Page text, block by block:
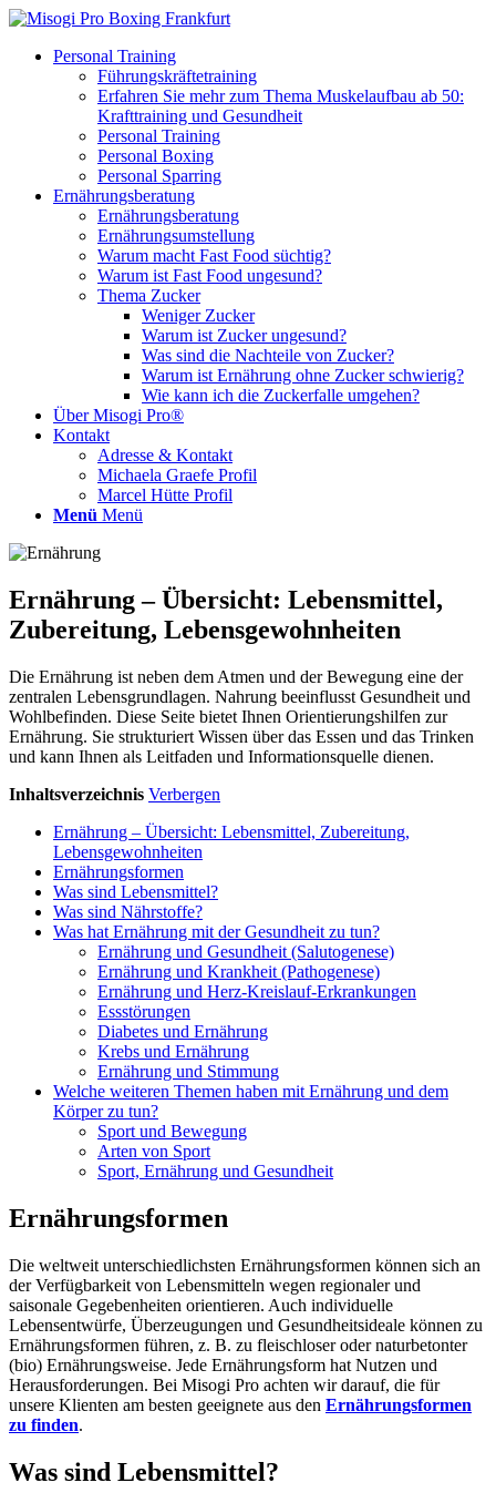
Personal Training
Führungskräftetraining
Erfahren Sie mehr zum Thema Muskelaufbau ab 50:
Krafttraining und Gesundheit
Personal Training
Personal Boxing
Personal Sparring
Ernährungsberatung
Ernährungsberatung
Ernährungsumstellung
Warum macht Fast Food süchtig?
Warum ist Fast Food ungesund?
Thema Zucker
Weniger Zucker
Warum ist Zucker ungesund?
Was sind die Nachteile von Zucker?
Warum ist Ernährung ohne Zucker schwierig?
Wie kann ich die Zuckerfalle umgehen?
Über Misogi Pro®
Kontakt
Adresse & Kontakt
Michaela Graefe Profil
Marcel Hütte Profil
Menü Menü
Ernährung – Übersicht: Lebensmittel,
Zubereitung, Lebensgewohnheiten
Die Ernährung ist neben dem Atmen und der Bewegung eine der
zentralen Lebensgrundlagen. Nahrung beeinflusst Gesundheit und
Wohlbefinden. Diese Seite bietet Ihnen Orientierungshilfen zur
Ernährung. Sie strukturiert Wissen über das Essen und das Trinken
und kann Ihnen als Leitfaden und Informationsquelle dienen.
Inhaltsverzeichnis Verbergen
Ernährung – Übersicht: Lebensmittel, Zubereitung,
Lebensgewohnheiten
Ernährungsformen
Was sind Lebensmittel?
Was sind Nährstoffe?
Was hat Ernährung mit der Gesundheit zu tun?
Ernährung und Gesundheit (Salutogenese)
Ernährung und Krankheit (Pathogenese)
Ernährung und Herz-Kreislauf-Erkrankungen
Essstörungen
Diabetes und Ernährung
Krebs und Ernährung
Ernährung und Stimmung
Welche weiteren Themen haben mit Ernährung und dem
Körper zu tun?
Sport und Bewegung
Arten von Sport
Sport, Ernährung und Gesundheit
Ernährungsformen
Die weltweit unterschiedlichsten Ernährungsformen können sich an
der Verfügbarkeit von Lebensmitteln wegen regionaler und
saisonale Gegebenheiten orientieren. Auch individuelle
Lebensentwürfe, Überzeugungen und Gesundheitsideale können zu
Ernährungsformen führen, z. B. zu fleischloser oder naturbetonter
(bio) Ernährungsweise. Jede Ernährungsform hat Nutzen und
Herausforderungen. Bei Misogi Pro achten wir darauf, die für
unsere Klienten am besten geeignete aus den Ernährungsformen
zu finden.
Was sind Lebensmittel?